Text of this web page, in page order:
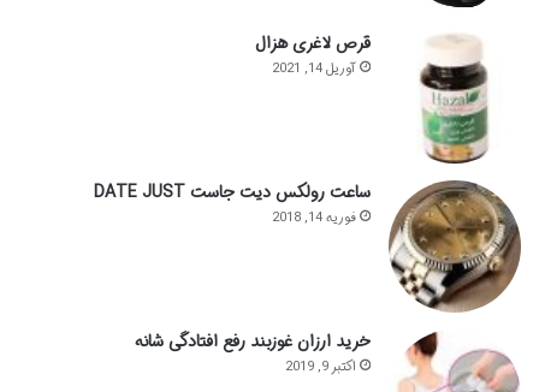
قرص لاغری هزال
آوریل 14, 2021
ساعت رولکس دیت جاست DATE JUST
فوریه 14, 2018
خرید ارزان غوزبند رفع افتادگی شانه
اکتبر 9, 2019